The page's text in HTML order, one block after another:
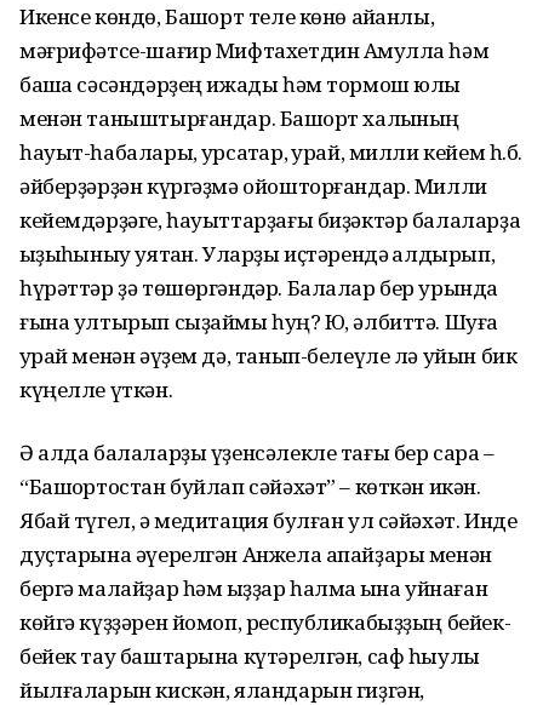
Икенсе көндө, Башҡорт теле көнө айҡанлы,
мәғрифәтсе-шағир Мифтахетдин Аҡмулла һәм
башҡа сәсәндәрҙең ижады һәм тормош юлы
менән таныштырғандар. Башҡорт халҡының
һауыт-һабалары, ҡурсаҡтар, ҡурай, милли кейем һ.б.
әйберҙәрҙән күргәҙмә ойошторғандар. Милли
кейемдәрҙәге, һауыттарҙағы биҙәктәр балаларҙа
ҡыҙыҡһыныу уятҡан. Уларҙы иҫтәрендә ҡалдырып,
һүрәттәр ҙә төшөргәндәр. Балалар бер урында
ғына ултырып сыҙаймы һуң? Юҡ, әлбиттә. Шуға
ҡурай менән әүҙем дә, танып-белеүле лә уйын бик
күңелле үткән.
Ә алда балаларҙы үҙенсәлекле тағы бер сара –
“Башҡортостан буйлап сәйәхәт” – көткән икән.
Ябай түгел, ә медитация булған ул сәйәхәт. Инде
дуҫтарына әүерелгән Анжела апайҙары менән
бергә малайҙар һәм ҡыҙҙар һалмаҡ ҡына уйнаған
көйгә күҙҙәрен йомоп, республикабыҙҙың бейек-
бейек тау баштарына күтәрелгән, саф һыулы
йылғаларын кискән, яландарын гиҙгән,